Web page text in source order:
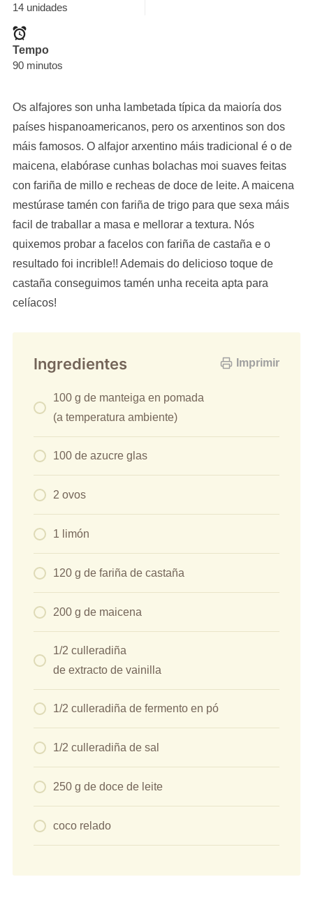
14 unidades
Tempo
90 minutos
Os alfajores son unha lambetada típica da maioría dos
países hispanoamericanos, pero os arxentinos son dos
máis famosos. O alfajor arxentino máis tradicional é o de
maicena, elabórase cunhas bolachas moi suaves feitas
con fariña de millo e recheas de doce de leite. A maicena
mestúrase tamén con fariña de trigo para que sexa máis
facil de traballar a masa e mellorar a textura. Nós
quixemos probar a facelos con fariña de castaña e o
resultado foi incrible!! Ademais do delicioso toque de
castaña conseguimos tamén unha receita apta para
celíacos!
Imprimir
Ingredientes
100 g de manteiga en pomada
(a temperatura ambiente)
100 de azucre glas
2 ovos
1 limón
120 g de fariña de castaña
200 g de maicena
1/2 culleradiña
de extracto de vainilla
1/2 culleradiña de fermento en pó
1/2 culleradiña de sal
250 g de doce de leite
coco relado